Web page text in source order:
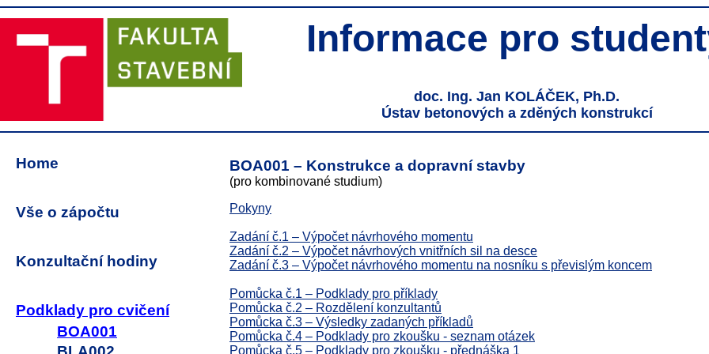
Informace pro
doc. Ing. Jan KOLÁČEK, Ph.D.
Ústav betonových a zděných konstrukcí
Home
Vše o zápočtu
Konzultační hodiny
Podklady pro cvičení
BOA001
BOA001 – Konstrukce a dopravní stavby
(pro kombinované studium)
Pokyny
Zadání č.1 – Výpočet návrhového momentu
Zadání č.2 – Výpočet návrhových vnitřních sil na desce
Zadání č.3 – Výpočet návrhového momentu na nosníku s převislým koncem
Pomůcka č.1 – Podklady pro příklady
Pomůcka č.2 – Rozdělení konzultantů
Pomůcka č.3 – Výsledky zadaných příkladů
Pomůcka č.4 – Podklady pro zkoušku - seznam otázek
Pomůcka č.5 – Podklady pro zkoušku - přednáška 1